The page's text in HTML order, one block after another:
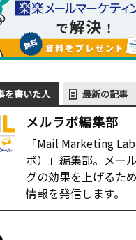
を書いた人 最新の記事
メルラボ編集部
「Mail Marketing
ボ）」編集部。メー
グの効果を上げるた
情報を発信します。